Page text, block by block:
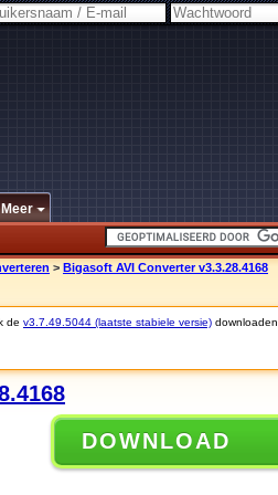
Meer
> Bigasoft AVI Converter v3.3.28.4168
de v3.7.49.5044 (laatste stabiele versie) downloaden.
DOWNLOAD